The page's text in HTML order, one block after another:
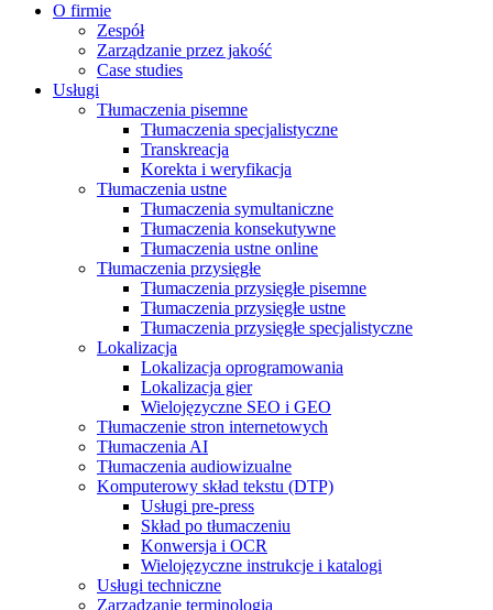
O firmie
Zespół
Zarządzanie przez jakość
Case studies
Usługi
Tłumaczenia pisemne
Tłumaczenia specjalistyczne
Transkreacja
Korekta i weryfikacja
Tłumaczenia ustne
Tłumaczenia symultaniczne
Tłumaczenia konsekutywne
Tłumaczenia ustne online
Tłumaczenia przysięgłe
Tłumaczenia przysięgłe pisemne
Tłumaczenia przysięgłe ustne
Tłumaczenia przysięgłe specjalistyczne
Lokalizacja
Lokalizacja oprogramowania
Lokalizacja gier
Wielojęzyczne SEO i GEO
Tłumaczenie stron internetowych
Tłumaczenia AI
Tłumaczenia audiowizualne
Komputerowy skład tekstu (DTP)
Usługi pre-press
Skład po tłumaczeniu
Konwersja i OCR
Wielojęzyczne instrukcje i katalogi
Usługi techniczne
Zarządzanie terminologią